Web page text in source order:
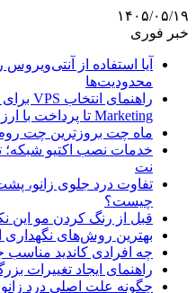
۱۴۰۵/۰۵/۱۹
خبر فوری
آیا استفاده از
محدودیت‌ها
Marketing تا پرداخت با ارز دیجیتال
ماه چت بروزترین چت روم
خدمات نصب اکتیو شبکه؛
نت
تفاوت درد جلوی زانو،
چیست؟
قبل از رنگ کردن مو این
بهترین روش‌های
چه افرادی کاندید مناسب
راهنمای ایجاد تغییرات
چگونه علت اصلی درد